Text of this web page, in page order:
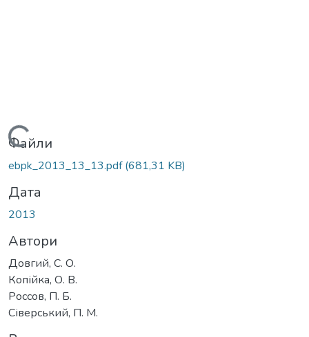
Вантажиться...
Файли
ebpk_2013_13_13.pdf(681,31 KB)
Дата
2013
Автори
Довгий, С. О.
Копійка, О. В.
Россов, П. Б.
Сіверський, П. М.